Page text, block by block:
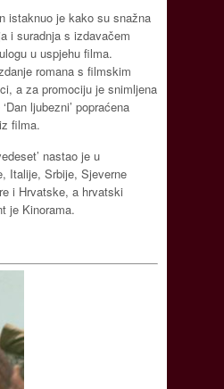
istaknuo je kako su snažna
i suradnja s izdavačem
u uspjehu filma.
romana s filmskim
a za promociju je snimljena
ljubezni’ popraćena
filma.
nastao je u
Italije, Srbije, Sjeverne
i Hrvatske, a hrvatski
je Kinorama.